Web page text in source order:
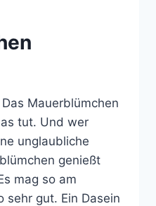
Mauerblümchen
tut. Und wer
unglaubliche
genießt
mag so am
sehr gut. Ein Dasein